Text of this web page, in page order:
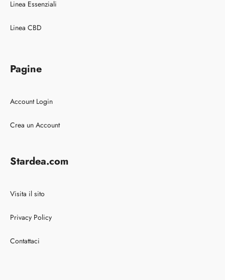
Linea Essenziali
Linea CBD
Pagine
Account Login
Crea un Account
Stardea.com
Visita il sito
Privacy Policy
Contattaci